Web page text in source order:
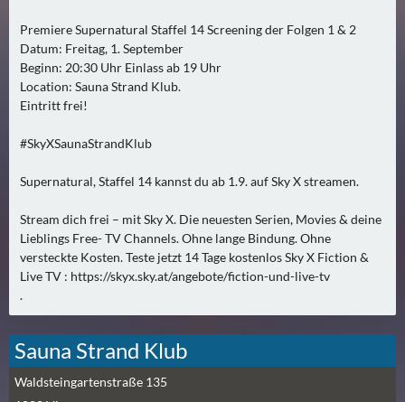
O
R
G
E
N
(
)
N
Ä
C
S
T
E
R
Premiere Supernatural Staffel 14 Screening der Folgen 1 & 2
Datum: Freitag, 1. September
Beginn: 20:30 Uhr Einlass ab 19 Uhr
Location: Sauna Strand Klub.
Eintritt frei!
#SkyXSaunaStrandKlub
Supernatural, Staffel 14 kannst du ab 1.9. auf Sky X streamen.
Stream dich frei – mit Sky X. Die neuesten Serien, Movies & deine
Lieblings Free- TV Channels. Ohne lange Bindung. Ohne
versteckte Kosten. Teste jetzt 14 Tage kostenlos Sky X Fiction &
Live TV : https://skyx.sky.at/angebote/fiction-und-live-tv
.
Sauna Strand Klub
Waldsteingartenstraße 135